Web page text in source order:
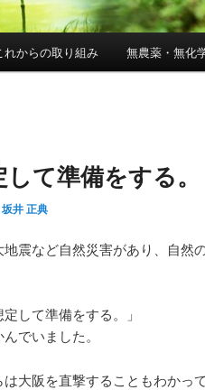
からの取り組み 無農薬・無化
て準備をする。
坂井 正典
震など自然災害があり、自然
して準備をする。」
でいました。
大阪を直撃することもわかって